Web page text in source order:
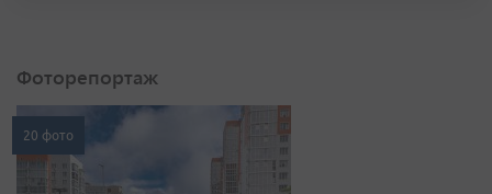
Фоторепортаж
20 фото